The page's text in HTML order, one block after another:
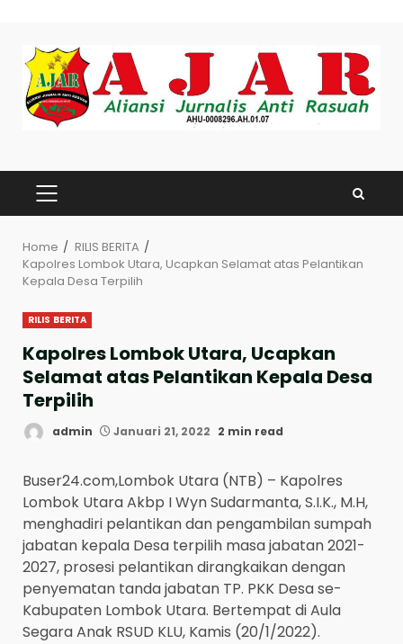
content
PRIMARY
MENU
Home
RILIS BERITA
Kapolres Lombok Utara, Ucapkan Selamat atas Pelantikan
Kepala Desa Terpilih
RILIS BERITA
Kapolres Lombok Utara, Ucapkan
Selamat atas Pelantikan Kepala Desa
Terpilih
admin Januari 21, 2022 2 min read
Buser24.com,Lombok Utara (NTB) – Kapolres
Lombok Utara Akbp I Wyn Sudarmanta, S.I.K., M.H,
menghadiri pelantikan dan pengambilan sumpah
jabatan kepala Desa terpilih masa jabatan 2021-
2027, prosesi pelantikan dirangkaikan dengan
penyematan tanda jabatan TP. PKK Desa se-
Kabupaten Lombok Utara. Bertempat di Aula
Segara Anak RSUD KLU, Kamis (20/1/2022).